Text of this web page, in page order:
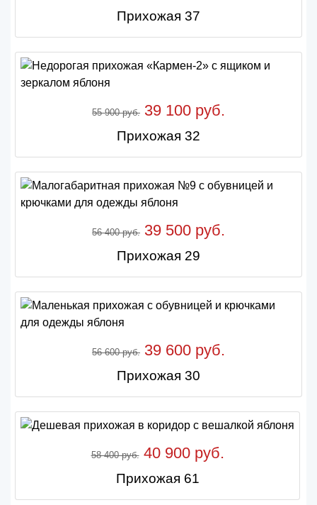
Прихожая 37
55 900 руб. 39 100 руб.
Прихожая 32
56 400 руб. 39 500 руб.
Прихожая 29
56 600 руб. 39 600 руб.
Прихожая 30
58 400 руб.40 900 руб.
Прихожая 61